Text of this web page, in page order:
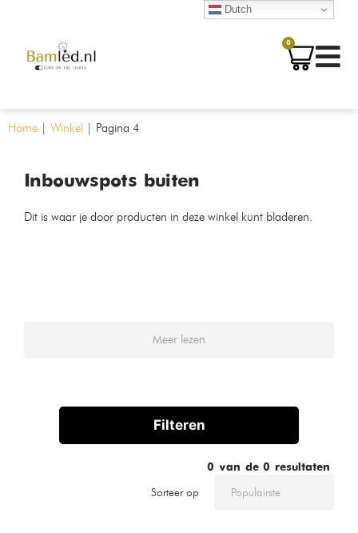
0
Home | Winkel | Pagina 4
Inbouwspots buiten
Dit is waar je door producten in deze winkel kunt bladeren.
Meer lezen
Filteren
0 van de 0 resultaten
Sorteer op
Dutch